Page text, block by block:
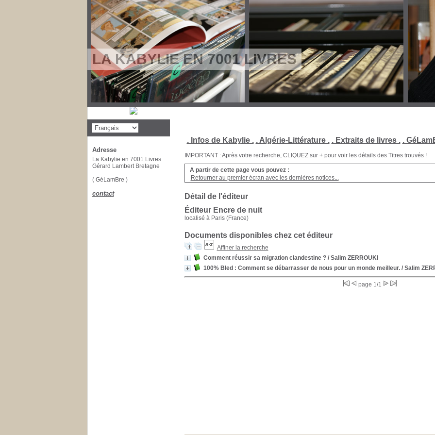
LA KABYLIE EN 7001 LIVRES
. Infos de Kabylie . . Algérie-Littérature . . Extraits de livres . .
IMPORTANT : Après votre recherche, CLIQUEZ sur + pour voir les détails des Titres trouvés !
A partir de cette page vous pouvez :
Retourner au premier écran avec les dernières notices...
Détail de l'éditeur
Éditeur Encre de nuit
localisé à Paris (France)
Documents disponibles chez cet éditeur
Affiner la recherche
Comment réussir sa migration clandestine ?/ Salim ZERROUKI
100% Bled : Comment se débarrasser de nous pour un monde meilleur./ Salim
page 1/1
Adresse
La Kabylie en 7001 Livres
Gérard Lambert Bretagne
( GéLamBre )
contact